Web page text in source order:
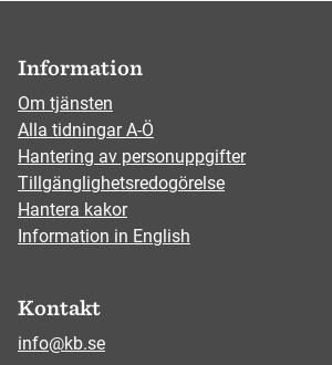
Information
Om tjänsten
Alla tidningar A-Ö
Hantering av personuppgifter
Tillgänglighetsredogörelse
Hantera kakor
Information in English
Kontakt
info@kb.se